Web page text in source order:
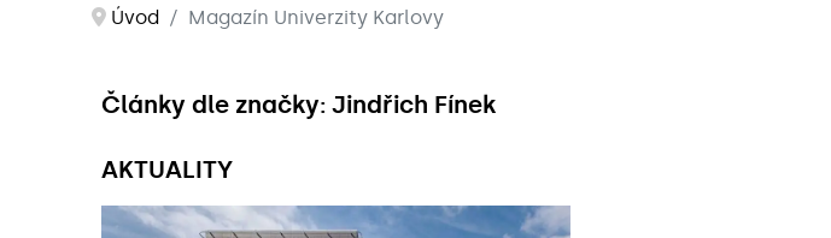
Úvod Magazín Univerzity Karlovy
Články dle značky: Jindřich Fínek
AKTUALITY